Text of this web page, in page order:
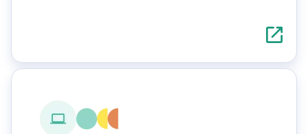
nouvelle
fenêtre